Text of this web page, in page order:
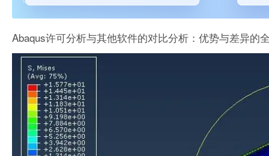
Abaqus许可分析与其他软件的对比分析：优势与差异的